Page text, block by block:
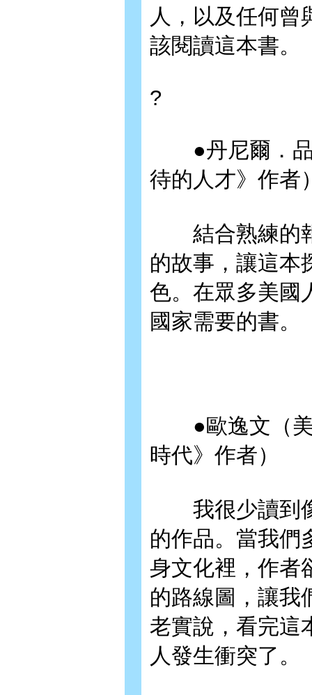
人，以及任何曾
該閱讀這本書。
?
●丹尼爾．品
待的人才》作者
結合熟練的報
的故事，讓這本
色。在眾多美國
國家需要的書。
●歐逸文（美
時代》作者）
我很少讀到像
的作品。當我們
身文化裡，作者
的路線圖，讓我
老實說，看完這
人發生衝突了。